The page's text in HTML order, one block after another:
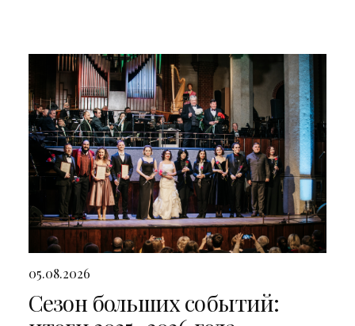
05.08.2026
Сезон больших событий: